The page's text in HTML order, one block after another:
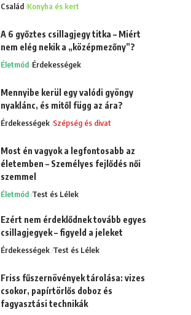
Család Konyha és kert
A 6 győztes csillagjegy titka – Miért
nem elég nekik a „középmezőny”?
Életmód Érdekességek
Mennyibe kerül egy valódi gyöngy
nyaklánc, és mitől függ az ára?
Érdekességek Szépség és divat
Most én vagyok a legfontosabb az
életemben – Személyes fejlődés női
szemmel
Életmód Test és Lélek
Ezért nem érdeklődnek tovább egyes
csillagjegyek – figyeld a jeleket
Érdekességek Test és Lélek
Friss fűszernövények tárolása: vizes
csokor, papírtörlős doboz és
fagyasztási technikák